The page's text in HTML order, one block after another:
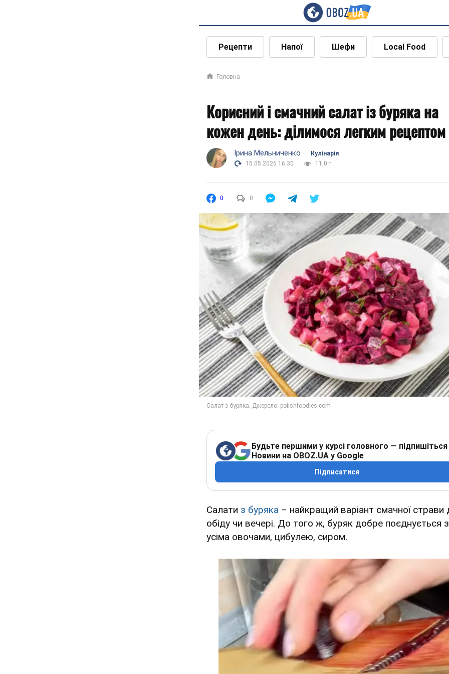
Рецепти Напої Шефи Local Food
Головна
Корисний і смачний салат із буряка на
кожен день: ділимося легким рецептом
Ірина Мельниченко
Кулінарія
15.05.2026 16:30
11,0 т.
0 0
Будьте першими у курсі головного — підпишіться
Новини на OBOZ.UA у Google
Підписатися
Салати з буряка – найкращий варіант смачної страви
обіду чи вечері. До того ж, буряк добре поєднується з
усіма овочами, цибулею, сиром.